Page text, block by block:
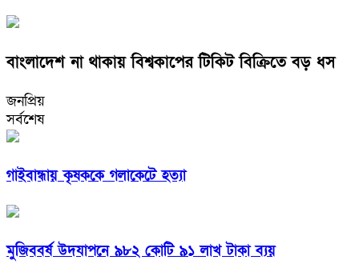
বাংলাদেশ না থাকায় বিশ্বকাপের টিকিট বিক্রিতে বড় ধস
জনপ্রিয়
সর্বশেষ
গাইবান্ধায় কৃষককে গলাকেটে হত্যা
মুজিববর্ষ উদযাপনে ৯৮২ কোটি ৯১ লাখ টাকা ব্যয়